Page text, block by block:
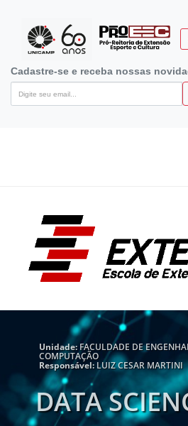
Cadastre-se e receba nossas
Unidade:FACULDADE DE
COMPUTAÇÃO
Responsável: LUIZ CESAR MARTINI
DATA